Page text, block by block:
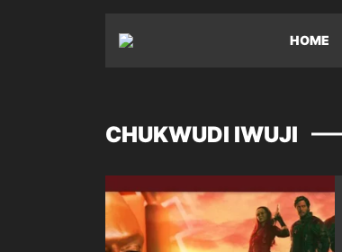
HOME
CHUKWUDI IWUJI